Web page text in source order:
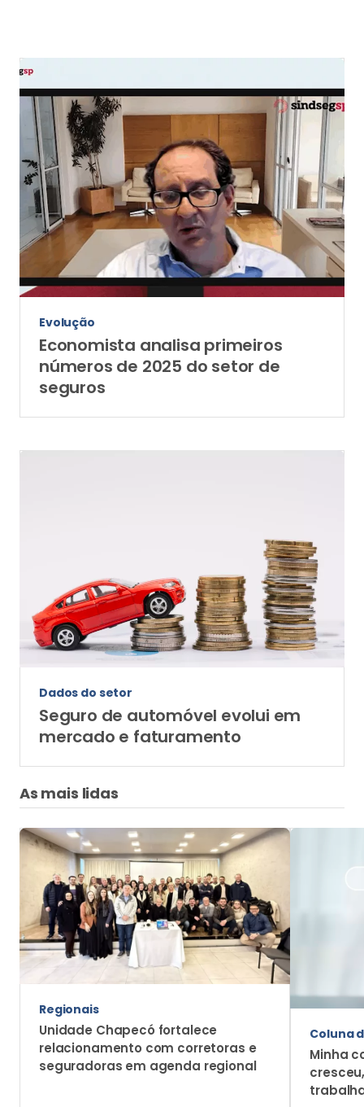
Evolução
Economista analisa primeiros
números de 2025 do setor de
seguros
Dados do setor
Seguro de automóvel evolui em
mercado e faturamento
As mais lidas
Regionais
Unidade Chapecó fortalece
relacionamento com corretoras e
seguradoras em agenda regional
Coluna
Minha